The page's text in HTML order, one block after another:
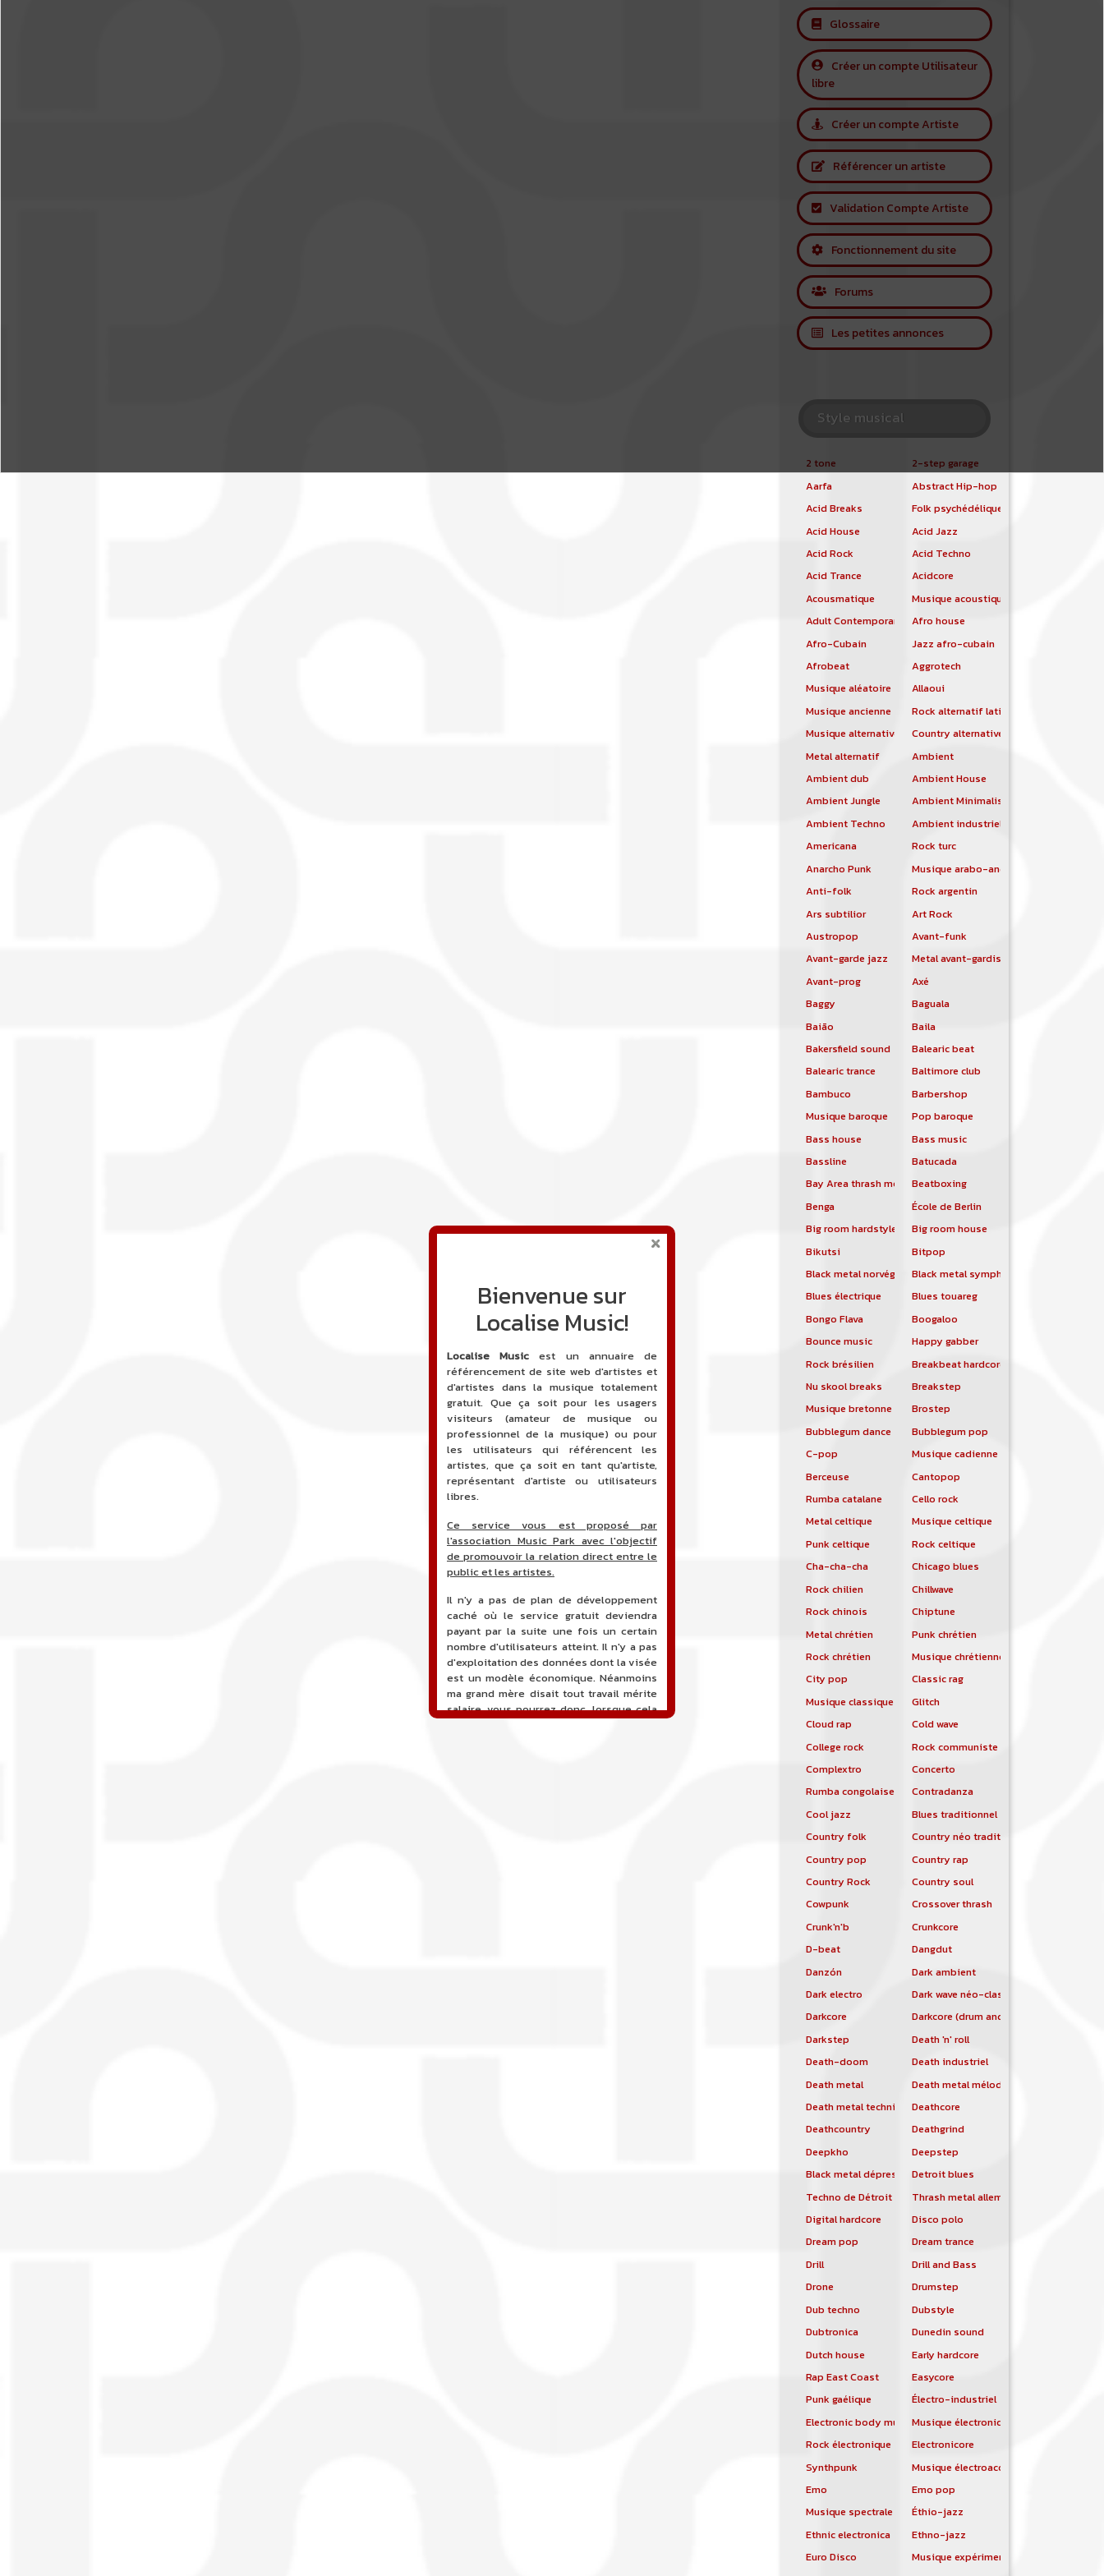
Glossaire
Créer un compte Utilisateur
libre
Créer un compte Artiste
Référencer un artiste
Validation Compte Artiste
Fonctionnement du site
Forums
Les petites annonces
Style musical
2 tone
2-step garage
Aarfa
Abstract Hip-hop
Acid Breaks
Folk psychédélique
Acid House
Acid Jazz
Acid Rock
Acid Techno
Acid Trance
Acidcore
Acousmatique
Musique acoustique
Adult Contemporary
Afro house
Afro-Cubain
Jazz afro-cubain
Afrobeat
Aggrotech
Musique aléatoire
Allaoui
Musique ancienne
Rock alternatif latino
Musique alternative
Country alternative
Metal alternatif
Ambient
Ambient dub
Ambient House
Ambient Jungle
Ambient Minimalist
Ambient Techno
Ambient industriel
Americana
Rock turc
Anarcho Punk
Musique arabo-andalouse
Anti-folk
Rock argentin
Ars subtilior
Art Rock
Austropop
Avant-funk
Avant-garde jazz
Metal avant-gardiste
Avant-prog
Axé
Baggy
Baguala
Baião
Baila
Bakersfield sound
Balearic beat
Balearic trance
Baltimore club
Bambuco
Barbershop
Musique baroque
Pop baroque
Bass house
Bass music
Bassline
Batucada
Bay Area thrash metal Beatboxing
Benga
École de Berlin
Big room hardstyle
Big room house
Bikutsi
Bitpop
Black metal norvégien
Black metal symphonique
Blues électrique
Blues touareg
Bongo Flava
Boogaloo
Bounce music
Happy gabber
Rock brésilien
Breakbeat hardcore
Nu skool breaks
Breakstep
Musique bretonne
Brostep
Bubblegum dance
Bubblegum pop
C-pop
Musique cadienne
Berceuse
Cantopop
Rumba catalane
Cello rock
Metal celtique
Musique celtique
Punk celtique
Rock celtique
Cha-cha-cha
Chicago blues
Rock chilien
Chillwave
Rock chinois
Chiptune
Metal chrétien
Punk chrétien
Rock chrétien
Musique chrétienne contemporaine
City pop
Classic rag
Musique classique
Glitch
Cloud rap
Cold wave
College rock
Rock communiste
Complextro
Concerto
Rumba congolaise
Contradanza
Cool jazz
Blues traditionnel
Country folk
Country néo traditionnelle
Country pop
Country rap
Country Rock
Country soul
Cowpunk
Crossover thrash
Crunk'n'b
Crunkcore
D-beat
Dangdut
Danzón
Dark ambient
Dark electro
Dark wave néo-classique
Darkcore
Darkcore (drum and bass)
Darkstep
Death 'n' roll
Death-doom
Death industriel
Death metal
Death metal mélodique
Death metal techniqueDeathcore
Deathcountry
Deathgrind
Deepkho
Deepstep
Black metal dépressif Detroit blues
Techno de Détroit
Thrash metal allemand
Digital hardcore
Disco polo
Dream pop
Dream trance
Drill
Drill and Bass
Drone
Drumstep
Dub techno
Dubstyle
Dubtronica
Dunedin sound
Dutch house
Early hardcore
Rap East Coast
Easycore
Punk gaélique
Électro-industriel
Electronic body musicMusique électronique
Rock électronique
Electronicore
Synthpunk
Musique électroacoustique
Emo
Emo pop
Musique spectrale
Éthio-jazz
Ethnic electronica
Ethno-jazz
Euro Disco
Musique expérimentale
Bienvenue sur
Localise Music!
Localise Music est un annuaire de
référencement de site web d'artistes et
d'artistes dans la musique totalement
gratuit. Que ça soit pour les usagers
visiteurs (amateur de musique ou
professionnel de la musique) ou pour
les utilisateurs qui référencent les
artistes, que ça soit en tant qu'artiste,
représentant d'artiste ou utilisateurs
libres.
Ce service vous est proposé par
l'association Music Park avec l'objectif
de promouvoir la relation direct entre le
public et les artistes.
Il n'y a pas de plan de développement
caché où le service gratuit deviendra
payant par la suite une fois un certain
nombre d'utilisateurs atteint. Il n'y a pas
d'exploitation des données dont la visée
est un modèle économique. Néanmoins
ma grand mère disait tout travail mérite
salaire, vous pourrez donc, lorsque cela